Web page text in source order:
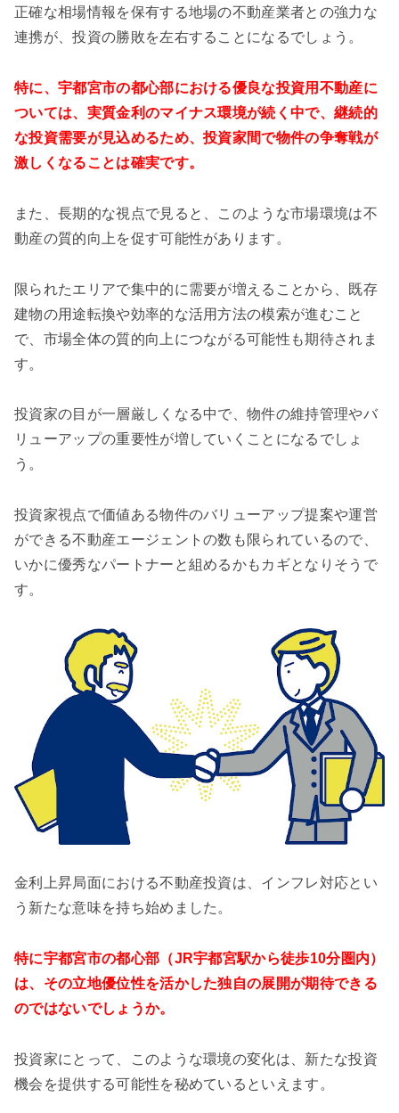
正確な相場情報を保有する地場の不動産業者との強力な
連携が、投資の勝敗を左右することになるでしょう。
特に、宇都宮市の都心部における優良な投資用不動産に
ついては、実質金利のマイナス環境が続く中で、継続的
な投資需要が見込めるため、投資家間で物件の争奪戦が
激しくなることは確実です。
また、長期的な視点で見ると、このような市場環境は不
動産の質的向上を促す可能性があります。
限られたエリアで集中的に需要が増えることから、既存
建物の用途転換や効率的な活用方法の模索が進むこと
で、市場全体の質的向上につながる可能性も期待されま
す。
投資家の目が一層厳しくなる中で、物件の維持管理やバ
リューアップの重要性が増していくことになるでしょ
う。
投資家視点で価値ある物件のバリューアップ提案や運営
ができる不動産エージェントの数も限られているので、
いかに優秀なパートナーと組めるかもカギとなりそうで
す。
金利上昇局面における不動産投資は、インフレ対応とい
う新たな意味を持ち始めました。
特に宇都宮市の都心部（JR宇都宮駅から徒歩10分圏内）
は、その立地優位性を活かした独自の展開が期待できる
のではないでしょうか。
投資家にとって、このような環境の変化は、新たな投資
機会を提供する可能性を秘めているといえます。